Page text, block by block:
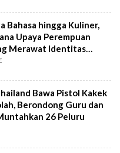
Bahasa hingga Kuliner,
Upaya Perempuan
Merawat Identitas
Bawa Pistol Kakek
Berondong Guru dan
26 Peluru